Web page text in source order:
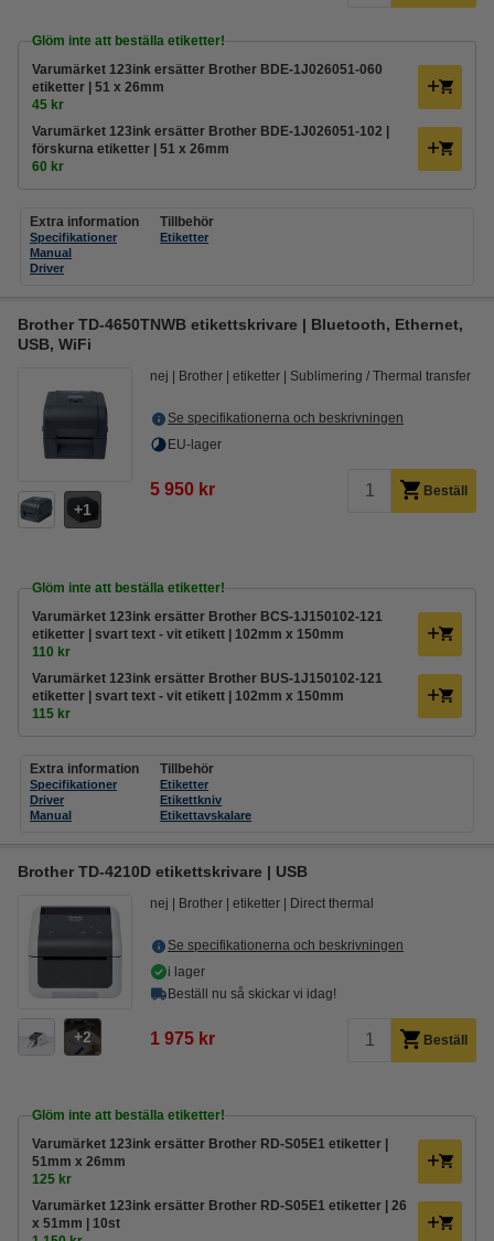
Glöm inte att beställa etiketter!
Varumärket 123ink ersätter Brother BDE-1J026051-060
etiketter | 51 x 26mm
45 kr
Varumärket 123ink ersätter Brother BDE-1J026051-102 |
förskurna etiketter | 51 x 26mm
60 kr
Extra information
Specifikationer
Manual
Driver
Tillbehör
Etiketter
Brother TD-4650TNWB etikettskrivare | Bluetooth, Ethernet,
USB, WiFi
1
nej Brother etiketter Sublimering / Thermal transfer
Se specifikationerna och beskrivningen
EU-lager
5 950 kr Beställ
Glöm inte att beställa etiketter!
Varumärket 123ink ersätter Brother BCS-1J150102-121
etiketter | svart text - vit etikett | 102mm x 150mm
110 kr
Varumärket 123ink ersätter Brother BUS-1J150102-121
etiketter | svart text - vit etikett | 102mm x 150mm
115 kr
Extra information
Specifikationer
Driver
Manual
Tillbehör
Etiketter
Etikettkniv
Etikettavskalare
Brother TD-4210D etikettskrivare | USB
2
nej Brother etiketter Direct thermal
Se specifikationerna och beskrivningen
i lager
Beställ nu så skickar vi idag!
1 975 kr Beställ
Glöm inte att beställa etiketter!
Varumärket 123ink ersätter Brother RD-S05E1 etiketter |
51mm x 26mm
125 kr
Varumärket 123ink ersätter Brother RD-S05E1 etiketter | 26
x 51mm | 10st